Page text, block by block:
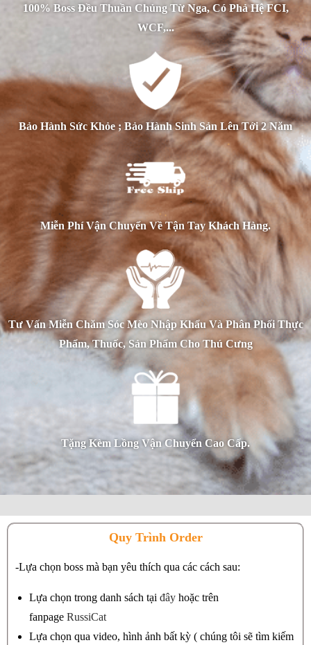
100% Boss Đều Thuần Chủng Từ Nga, Có Phả Hệ FCI,
WCF,...
Bảo Hành Sức Khỏe ; Bảo Hành Sinh Sản Lên Tới 2 Năm
Miễn Phí Vận Chuyển Về Tận Tay Khách Hàng.
Tư Vấn Miễn Chăm Sóc Mèo Nhập Khẩu Và Phân Phối Thực
Phẩm, Thuốc, Sản Phẩm Cho Thú Cưng
Tặng Kèm Lồng Vận Chuyển Cao Cấp.
Quy Trình Order
-Lựa chọn boss mà bạn yêu thích qua các cách sau:
Lựa chọn trong danh sách tại đây hoặc trên
fanpage RussiCat
Lựa chọn qua video, hình ảnh bất kỳ ( chúng tôi sẽ tìm kiếm